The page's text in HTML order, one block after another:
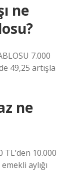
ne
7.000
49,25 artışla
ne
TL’den 10.000
aylığı